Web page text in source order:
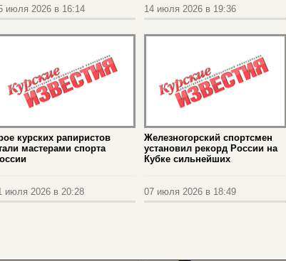
июля 2026 в 16:14 14 июля 2026 в 19:36
курских рапиристов
мастерами спорта
июля 2026 в 20:28
Железногорский спортсмен
установил рекорд России на
Кубке сильнейших
07 июля 2026 в 18:49